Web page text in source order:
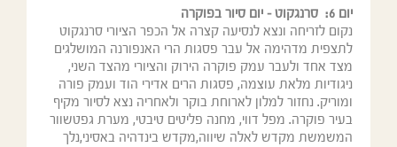
יום 6:
סרנגקוט – יום סיור בפוקרה
נקום לזריחה ונצא לנסיעה קצרה אל הכפר הציורי סרנגקוט
לתצפית מדהימה אל עבר פסגות הרי האנפורנה המושלגים
מצד אחד ולעבר עמק פוקרה הירוק והציורי מהצד השני,
ניגודיות מלאת עוצמה, פסגות הרים אדירי הוד ועמק פורה
ומוריק. נחזור למלון לארוחת בוקר ולאחריה נצא לסיור מקיף
בעיר פוקרה. מפל דווי, מחנה פליטים טיבטי, מערת גפטשוור
המשמשת מקדש לאלה שיווה,מקדש בינדהיה באסיני,נלך